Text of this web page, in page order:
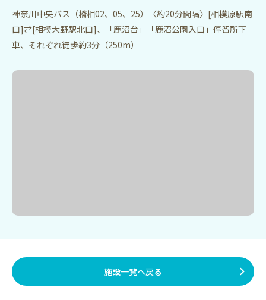
神奈川中央バス（橋相02、05、25）〈約20分間隔〉[相模原駅南
口]⇄[相模大野駅北口]、「鹿沼台」「鹿沼公園入口」停留所下
車、それぞれ徒歩約3分（250m）
施設一覧へ戻る